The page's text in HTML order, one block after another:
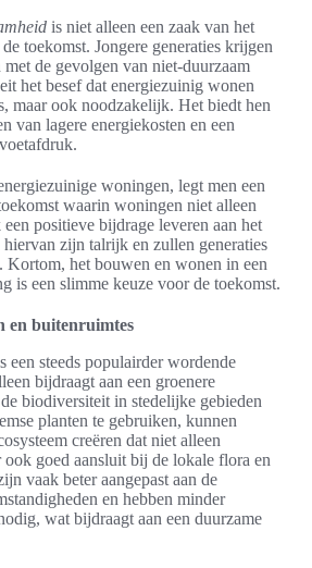
is niet alleen een zaak van het
toekomst. Jongere generaties krijgen
met de gevolgen van niet-duurzaam
het besef dat energiezuinig wonen
maar ook noodzakelijk. Het biedt hen
van lagere energiekosten en een
woningen, legt men een
waarin woningen niet alleen
positieve bijdrage leveren aan het
zijn talrijk en zullen generaties
Kortom, het bouwen en wonen in een
is een slimme keuze voor de toekomst.
en buitenruimtes
een steeds populairder wordende
bijdraagt aan een groenere
biodiversiteit in stedelijke gebieden
planten te gebruiken, kunnen
creëren dat niet alleen
goed aansluit bij de lokale flora en
vaak beter aangepast aan de
en hebben minder
wat bijdraagt aan een duurzame